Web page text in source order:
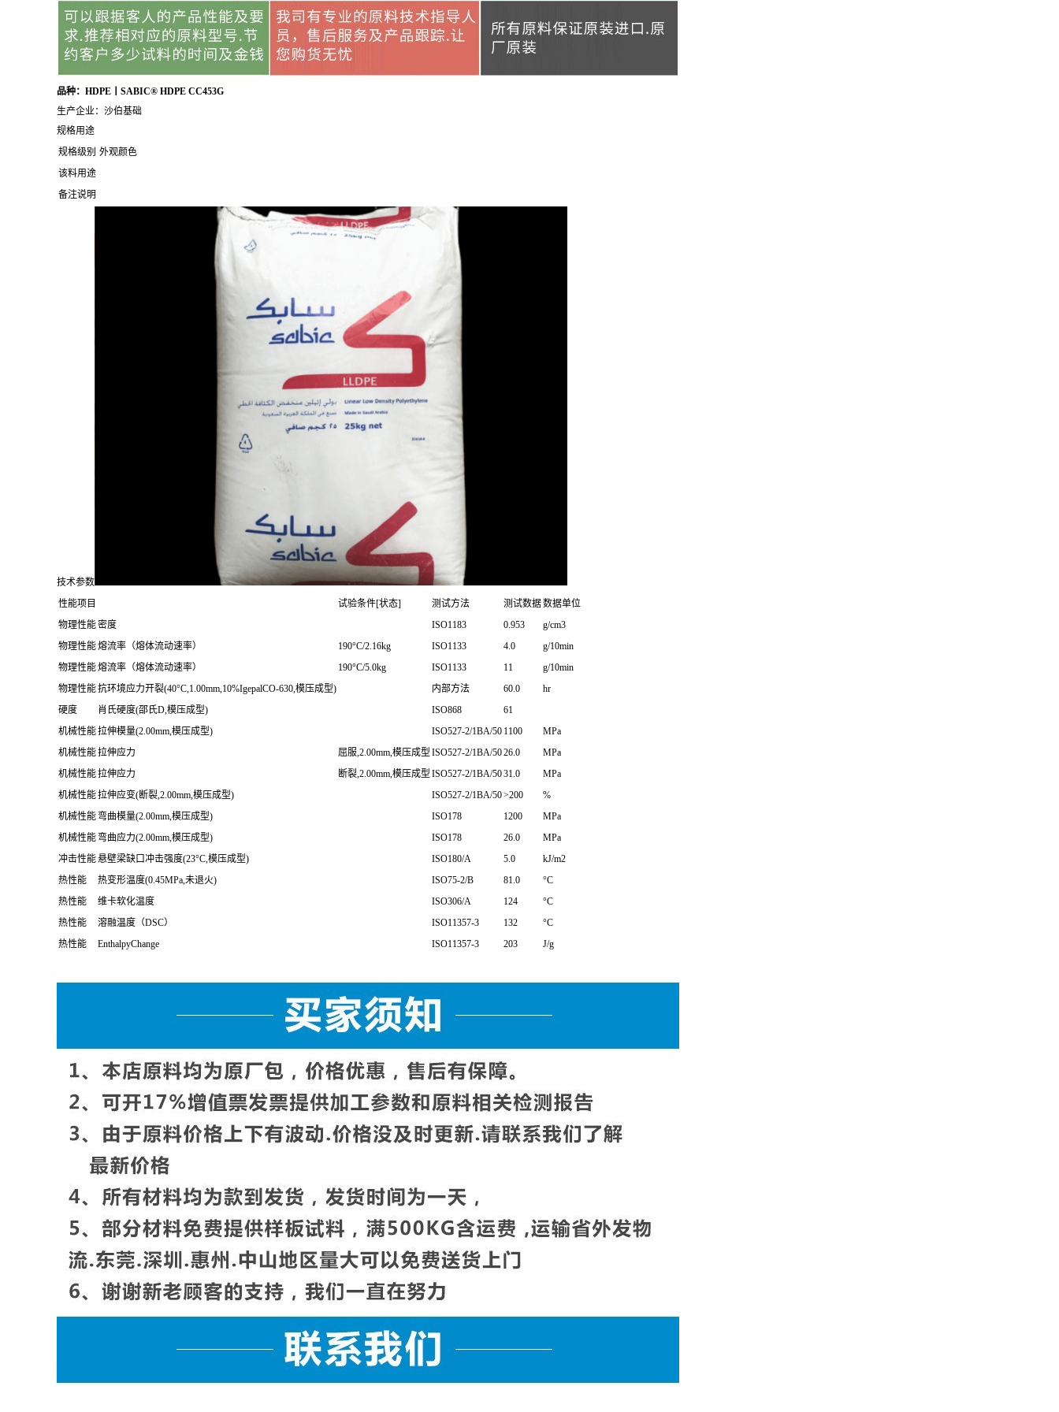
品种：HDPE丨SABIC® HDPE CC453G
生产企业：沙伯基础
规格用途
技术参数
性能项目
试验条件[状态] 测试方法 测试数据
数据单位
物理性能密度 ISO1183 0.953
g/cm3
物理性能
熔流率（熔体流动速率） ISO1133 4.0
物理性能熔流率（熔体流动速率） ISO1133 11
g/10min
物理性能抗环境应力开裂(40°C,1.00mm,10%IgepalCO-630,模压成型) 内部方法 60.0
hr
硬度
肖氏硬度(邵氏D,模压成型) ISO868
61
机械性能拉伸模量(2.00mm,模压成型) ISO527-2/1BA/501100
MPa
机械性能 拉伸应力 ISO527-2/1BA/50 26.0
MPa
机械性能 拉伸应力 ISO527-2/1BA/50 31.0
MPa
机械性能拉伸应变(断裂,2.00mm,模压成型) ISO527-2/1BA/50 >200
%
机械性能
弯曲模量(2.00mm,模压成型) ISO178 1200
MPa
机械性能
弯曲应力(2.00mm,模压成型) ISO178 26.0
MPa
冲击性能
悬壁梁缺口冲击强度(23°C,模压成型) ISO180/A 5.0
kJ/m2
热性能
热变形温度(0.45MPa,未退火) ISO75-2/B 81.0
°C
J/g